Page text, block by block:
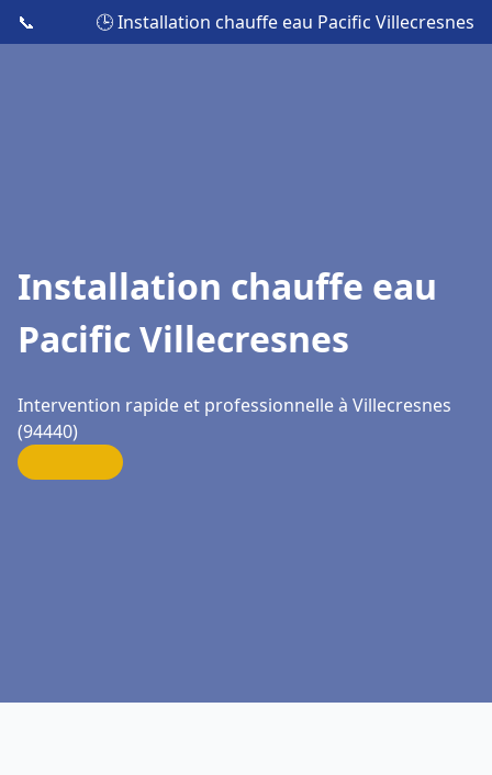
📞 🕒 Installation chauffe eau Pacific Villecresnes
Installation chauffe eau
Pacific Villecresnes
Intervention rapide et professionnelle à Villecresnes
(94440)